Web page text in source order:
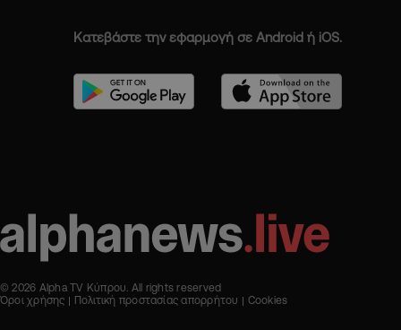
Κατεβάστε την εφαρμογή σε Android ή iOS.
© 2026 Alpha TV Κύπρου. All rights reserved
Όροι χρήσης
Πολιτική προστασίας απορρήτου Cookies